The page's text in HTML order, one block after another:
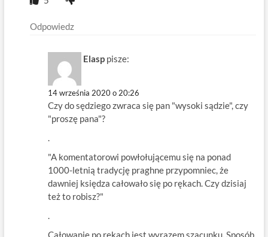
Odpowiedz
Elasp pisze:
14 września 2020 o 20:26
Czy do sędziego zwraca się pan "wysoki sądzie", czy
"proszę pana"?
.
"A komentatorowi powłołującemu się na ponad
1000-letnią tradycję praghne przypomniec, że
dawniej księdza całowało się po rękach. Czy dzisiaj
też to robisz?"
.
Całowanie po rękach jest wyrazem szacunku. Sposób